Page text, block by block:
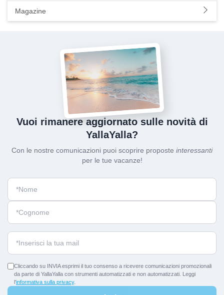
Magazine
Vuoi rimanere aggiornato sulle novità di
YallaYalla?
Con le nostre comunicazioni puoi scoprire proposte interessanti
per le tue vacanze!
Cliccando su INVIA esprimi il tuo consenso a ricevere comunicazioni promozionali
da parte di YallaYalla con strumenti automatizzati e non automatizzati. Leggi
l'informativa sulla privacy.